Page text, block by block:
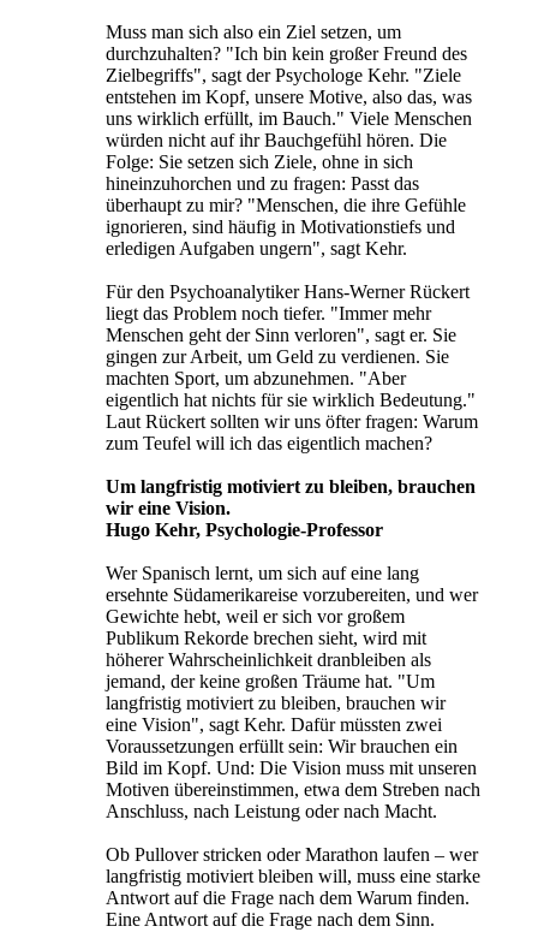
Muss man sich also ein Ziel setzen, um
durchzuhalten? "Ich bin kein großer Freund des
Zielbegriffs", sagt der Psychologe Kehr. "Ziele
entstehen im Kopf, unsere Motive, also das, was
uns wirklich erfüllt, im Bauch." Viele Menschen
würden nicht auf ihr Bauchgefühl hören. Die
Folge: Sie setzen sich Ziele, ohne in sich
hineinzuhorchen und zu fragen: Passt das
überhaupt zu mir? "Menschen, die ihre Gefühle
ignorieren, sind häufig in Motivationstiefs und
erledigen Aufgaben ungern", sagt Kehr.
Für den Psychoanalytiker Hans-Werner Rückert
liegt das Problem noch tiefer. "Immer mehr
Menschen geht der Sinn verloren", sagt er. Sie
gingen zur Arbeit, um Geld zu verdienen. Sie
machten Sport, um abzunehmen. "Aber
eigentlich hat nichts für sie wirklich Bedeutung."
Laut Rückert sollten wir uns öfter fragen: Warum
zum Teufel will ich das eigentlich machen?
Um langfristig motiviert zu bleiben, brauchen
wir eine Vision.
Hugo Kehr, Psychologie-Professor
Wer Spanisch lernt, um sich auf eine lang
ersehnte Südamerikareise vorzubereiten, und wer
Gewichte hebt, weil er sich vor großem
Publikum Rekorde brechen sieht, wird mit
höherer Wahrscheinlichkeit dranbleiben als
jemand, der keine großen Träume hat. "Um
langfristig motiviert zu bleiben, brauchen wir
eine Vision", sagt Kehr. Dafür müssten zwei
Voraussetzungen erfüllt sein: Wir brauchen ein
Bild im Kopf. Und: Die Vision muss mit unseren
Motiven übereinstimmen, etwa dem Streben nach
Anschluss, nach Leistung oder nach Macht.
Ob Pullover stricken oder Marathon laufen – wer
langfristig motiviert bleiben will, muss eine starke
Antwort auf die Frage nach dem Warum finden.
Eine Antwort auf die Frage nach dem Sinn.